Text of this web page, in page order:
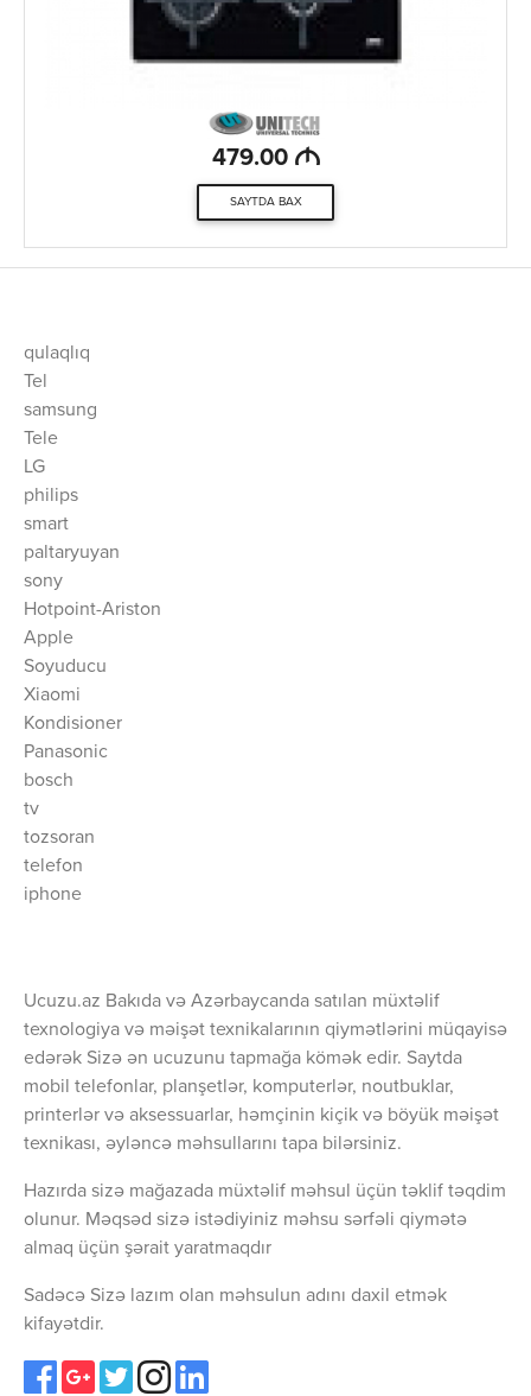
479.00 M
SAYTDA BAX
qulaqlıq
Tel
samsung
Tele
LG
philips
smart
paltaryuyan
sony
Hotpoint-Ariston
Apple
Soyuducu
Xiaomi
Kondisioner
Panasonic
bosch
tv
tozsoran
telefon
iphone
Ucuzu.az Bakıda və Azərbaycanda satılan müxtəlif
texnologiya və məişət texnikalarının qiymətlərini müqayisə
edərək Sizə ən ucuzunu tapmağa kömək edir. Saytda
mobil telefonlar, planşetlər, komputerlər, noutbuklar,
printerlər və aksessuarlar, həmçinin kiçik və böyük məişət
texnikası, əyləncə məhsullarını tapa bilərsiniz.
Hazırda sizə mağazada müxtəlif məhsul üçün təklif təqdim
olunur. Məqsəd sizə istədiyiniz məhsu sərfəli qiymətə
almaq üçün şərait yaratmaqdır
Sadəcə Sizə lazım olan məhsulun adını daxil etmək
kifayətdir.